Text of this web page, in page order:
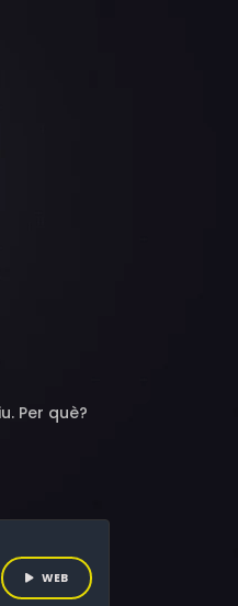
Per què?
WEB